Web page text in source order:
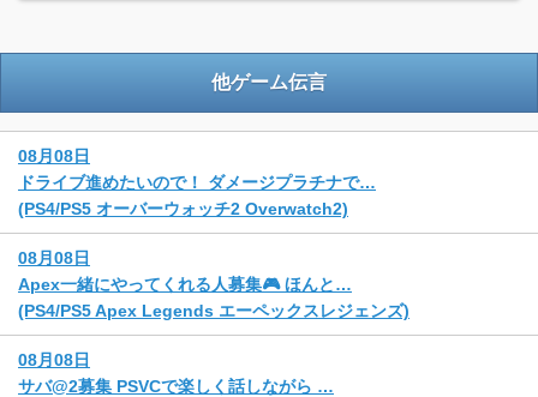
他ゲーム伝言
08月08日
ドライブ進めたいので！ ダメージプラチナで…
(PS4/PS5 オーバーウォッチ2 Overwatch2)
08月08日
Apex一緒にやってくれる人募集🎮 ほんと…
(PS4/PS5 Apex Legends エーペックスレジェンズ)
08月08日
サバ@2募集 PSVCで楽しく話しながら …